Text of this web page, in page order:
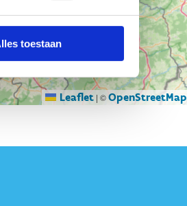
toestaan
Leaflet | ©OpenStreetMap